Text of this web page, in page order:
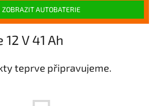
ZOBRAZIT AUTOBATERIE
V 41 Ah
teprve připravujeme.